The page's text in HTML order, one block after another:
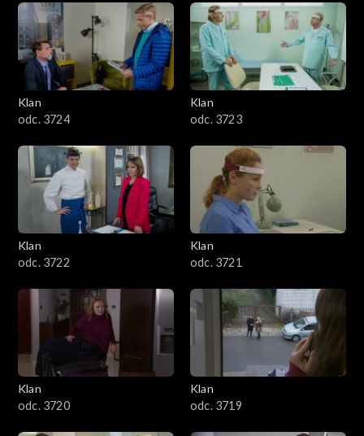
Klan
odc. 3724
Klan
odc. 3723
Klan
odc. 3722
Klan
odc. 3721
Klan
odc. 3720
Klan
odc. 3719